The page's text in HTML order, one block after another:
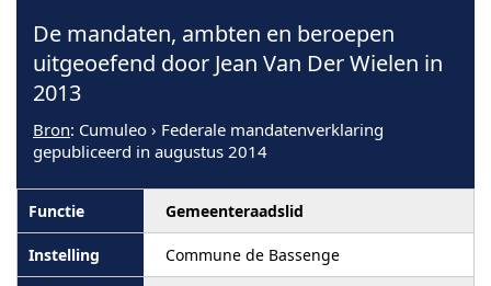
De mandaten, ambten en beroepen
uitgeoefend door Jean Van Der Wielen in
2013
Bron: Cumuleo › Federale mandatenverklaring
gepubliceerd in augustus 2014
Gemeenteraadslid
Commune de Bassenge